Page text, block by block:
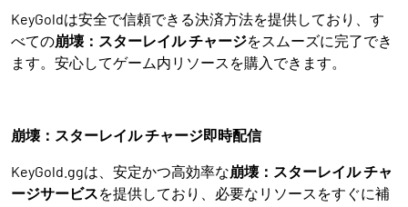
KeyGoldは安全で信頼できる決済方法を提供しており、す
べての崩壊：スターレイル チャージをスムーズに完了でき
ます。安心してゲーム内リソースを購入できます。
崩壊：スターレイル チャージ即時配信
KeyGold.ggは、安定かつ高効率な崩壊：スターレイル チャ
ージサービスを提供しており、必要なリソースをすぐに補